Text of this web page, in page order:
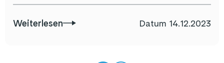
Weiterlesen Datum 14.12.2023